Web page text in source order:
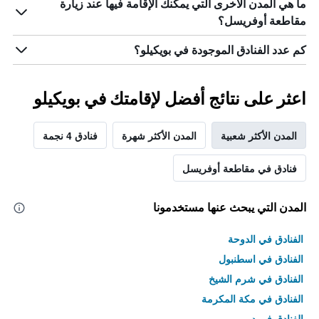
ما هي المدن الأخرى التي يمكنك الإقامة فيها عند زيارة
مقاطعة أوفريسل؟
كم عدد الفنادق الموجودة في بويكيلو؟
اعثر على نتائج أفضل لإقامتك في بويكيلو
المدن الأكثر شعبية المدن الأكثر شهرة فنادق 4 نجمة
فنادق في مقاطعة أوفريسل
المدن التي يبحث عنها مستخدمونا
الفنادق في الدوحة
الفنادق في اسطنبول
الفنادق في شرم الشيخ
الفنادق في مكة المكرمة